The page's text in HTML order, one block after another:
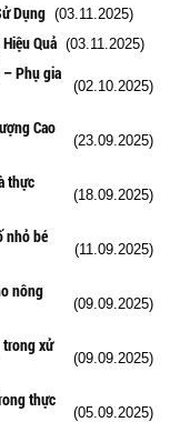
Dụng (03.11.2025)
Quả (03.11.2025)
– Phụ gia
(02.10.2025)
Cao
(23.09.2025)
thực
(18.09.2025)
nhỏ bé
(11.09.2025)
nông
(09.09.2025)
trong xử
(09.09.2025)
thực
(05.09.2025)